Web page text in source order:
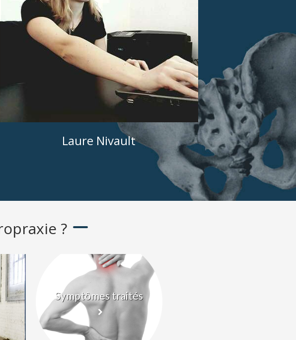
Laure Nivault
?
Symptômes traités